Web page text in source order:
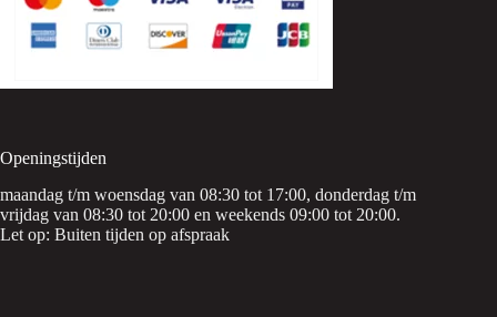
Openingstijden
maandag t/m woensdag van 08:30 tot 17:00, donderdag t/m
vrijdag van 08:30 tot 20:00 en weekends 09:00 tot 20:00.
Let op: Buiten tijden op afspraak